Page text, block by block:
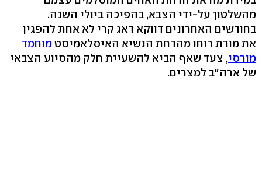
מהשלטון על-ידי הצבא, בהפיכה ביולי השנה.
בחודשים האחרונים דווקא דאג קרי לא אחת להפגין
את מורת רוחו מהדחת הנשיא האיסלאמיסטמוחמד
מורסי, צעד שאף הביא להשעיית חלק מהסיוע הצבאי
של ארה"ב למצרים.